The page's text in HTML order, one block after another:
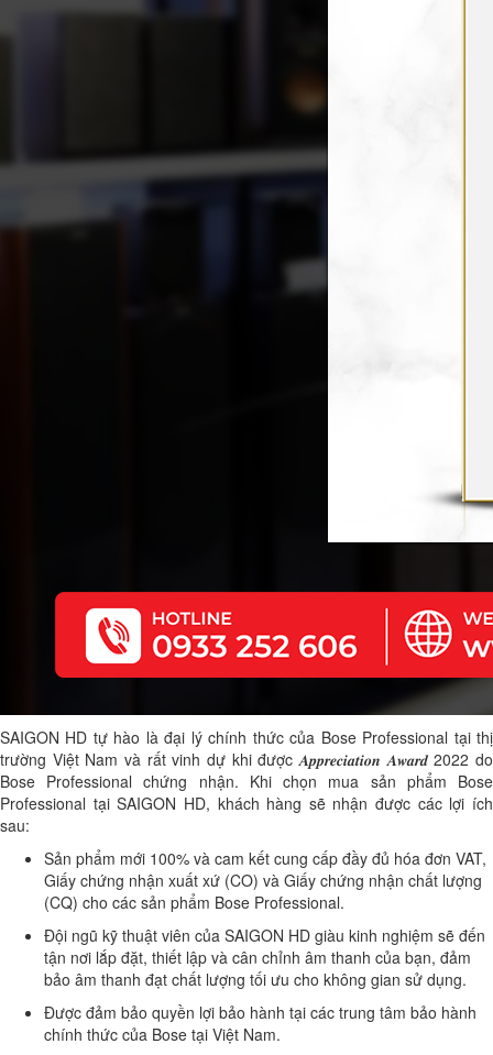
SAIGON HD tự hào là đại lý chính thức của Bose Professional tại thị
trường Việt Nam và rất vinh dự khi được 𝑨𝒑𝒑𝒓𝒆𝒄𝒊𝒂𝒕𝒊𝒐𝒏 𝑨𝒘𝒂𝒓𝒅 2022 do
Bose Professional chứng nhận. Khi chọn mua sản phẩm Bose
Professional tại SAIGON HD, khách hàng sẽ nhận được các lợi ích
sau:
Sản phẩm mới 100% và cam kết cung cấp đầy đủ hóa đơn VAT,
Giấy chứng nhận xuất xứ (CO) và Giấy chứng nhận chất lượng
(CQ) cho các sản phẩm Bose Professional.
Đội ngũ kỹ thuật viên của SAIGON HD giàu kinh nghiệm sẽ đến
tận nơi lắp đặt, thiết lập và cân chỉnh âm thanh của bạn, đảm
bảo âm thanh đạt chất lượng tối ưu cho không gian sử dụng.
Được đảm bảo quyền lợi bảo hành tại các trung tâm bảo hành
chính thức của Bose tại Việt Nam.